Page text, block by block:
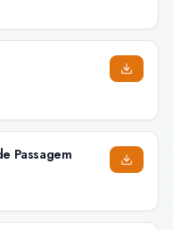
Passagem